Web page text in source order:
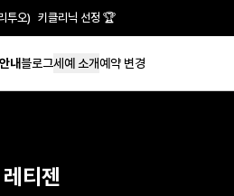
투오) 키클리닉 선정 🏆
내블로그세예 소개예약 변경
레티젠